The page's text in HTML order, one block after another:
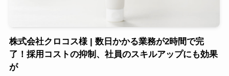
株式会社クロコス様 | 数日かかる業務が2時間で完
了！採用コストの抑制、社員のスキルアップにも効果
が